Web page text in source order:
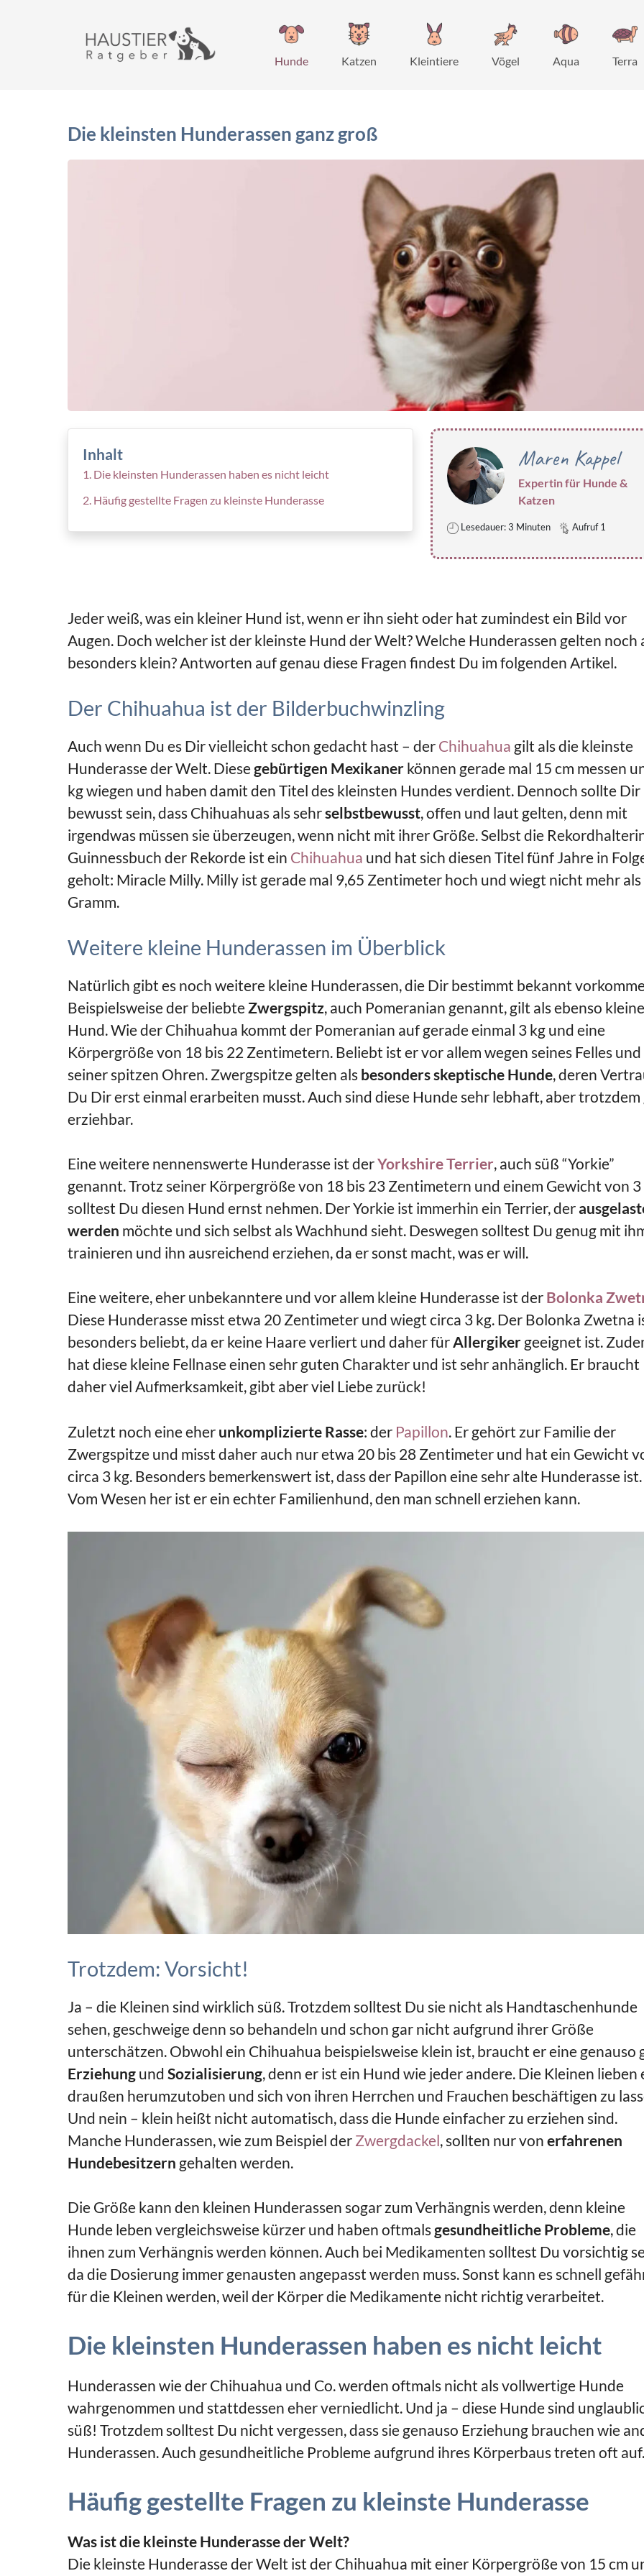
Hunde Katzen Kleintiere Vögel Aqua Terra
Die kleinsten Hunderassen ganz groß
Inhalt
Die kleinsten Hunderassen haben es nicht leicht
Häufig gestellte Fragen zu kleinste Hunderasse
Maren Kappel
Expertin für Hunde &
Katzen
Lesedauer: 3 Minuten Aufruf 1
Jeder weiß, was ein kleiner Hund ist, wenn er ihn sieht oder hat zumindest ein Bild vor
Augen. Doch welcher ist der kleinste Hund der Welt? Welche Hunderassen gelten noch
besonders klein? Antworten auf genau diese Fragen findest Du im folgenden Artikel.
Der Chihuahua ist der Bilderbuchwinzling
Auch wenn Du es Dir vielleicht schon gedacht hast – der Chihuahua gilt als die kleinste
Hunderasse der Welt. Diesegebürtigen Mexikaner können gerade mal 15 cm messen
kg wiegen und haben damit den Titel des kleinsten Hundes verdient. Dennoch sollte Dir
bewusst sein, dass Chihuahuas als sehrselbstbewusst, offen und laut gelten, denn mit
irgendwas müssen sie überzeugen, wenn nicht mit ihrer Größe. Selbst die
Guinnessbuch der Rekorde ist ein Chihuahua und hat sich diesen Titel fünf Jahre in
geholt: Miracle Milly. Milly ist gerade mal 9,65 Zentimeter hoch und wiegt nicht mehr
Gramm.
Weitere kleine Hunderassen im Überblick
Natürlich gibt es noch weitere kleine Hunderassen, die Dir bestimmt bekannt
Beispielsweise der beliebte Zwergspitz, auch Pomeranian genannt, gilt als ebenso
Hund. Wie der Chihuahua kommt der Pomeranian auf gerade einmal 3 kg und eine
Körpergröße von 18 bis 22 Zentimetern. Beliebt ist er vor allem wegen seines Felles und
seiner spitzen Ohren. Zwergspitze gelten als besonders skeptische Hunde, deren
Du Dir erst einmal erarbeiten musst. Auch sind diese Hunde sehr lebhaft, aber trotzdem
erziehbar.
Eine weitere nennenswerte Hunderasse ist derYorkshire Terrier, auch süß “Yorkie”
genannt. Trotz seiner Körpergröße von 18 bis 23 Zentimetern und einem Gewicht von 3
solltest Du diesen Hund ernst nehmen. Der Yorkie ist immerhin ein Terrier, der
werden möchte und sich selbst als Wachhund sieht. Deswegen solltest Du genug mit
trainieren und ihn ausreichend erziehen, da er sonst macht, was er will.
Eine weitere, eher unbekanntere und vor allem kleine Hunderasse ist der Bolonka
Diese Hunderasse misst etwa 20 Zentimeter und wiegt circa 3 kg. Der Bolonka Zwetna
besonders beliebt, da er keine Haare verliert und daher fürAllergiker geeignet ist.
hat diese kleine Fellnase einen sehr guten Charakter und ist sehr anhänglich. Er braucht
daher viel Aufmerksamkeit, gibt aber viel Liebe zurück!
Zuletzt noch eine eher unkomplizierte Rasse: der Papillon. Er gehört zur Familie der
Zwergspitze und misst daher auch nur etwa 20 bis 28 Zentimeter und hat ein Gewicht
circa 3 kg. Besonders bemerkenswert ist, dass der Papillon eine sehr alte Hunderasse ist.
Vom Wesen her ist er ein echter Familienhund, den man schnell erziehen kann.
Trotzdem: Vorsicht!
Ja – die Kleinen sind wirklich süß. Trotzdem solltest Du sie nicht als Handtaschenhunde
sehen, geschweige denn so behandeln und schon gar nicht aufgrund ihrer Größe
unterschätzen. Obwohl ein Chihuahua beispielsweise klein ist, braucht er eine genauso
Erziehung und Sozialisierung, denn er ist ein Hund wie jeder andere. Die Kleinen lieben
draußen herumzutoben und sich von ihren Herrchen und Frauchen beschäftigen zu
Und nein – klein heißt nicht automatisch, dass die Hunde einfacher zu erziehen sind.
Manche Hunderassen, wie zum Beispiel der Zwergdackel, sollten nur von erfahrenen
Hundebesitzern gehalten werden.
Die Größe kann den kleinen Hunderassen sogar zum Verhängnis werden, denn kleine
Hunde leben vergleichsweise kürzer und haben oftmalsgesundheitliche Probleme, die
ihnen zum Verhängnis werden können. Auch bei Medikamenten solltest Du vorsichtig
da die Dosierung immer genausten angepasst werden muss. Sonst kann es schnell
für die Kleinen werden, weil der Körper die Medikamente nicht richtig verarbeitet.
Die kleinsten Hunderassen haben es nicht leicht
Hunderassen wie der Chihuahua und Co. werden oftmals nicht als vollwertige Hunde
wahrgenommen und stattdessen eher verniedlicht. Und ja – diese Hunde sind
süß! Trotzdem solltest Du nicht vergessen, dass sie genauso Erziehung brauchen wie
Hunderassen. Auch gesundheitliche Probleme aufgrund ihres Körperbaus treten oft auf.
Häufig gestellte Fragen zu kleinste Hunderasse
Was ist die kleinste Hunderasse der Welt?
Die kleinste Hunderasse der Welt ist der Chihuahua mit einer Körpergröße von 15 cm